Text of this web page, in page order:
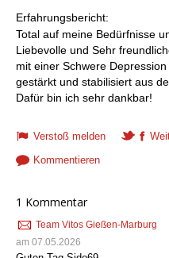
Erfahrungsbericht:
Total auf meine Bedürfnisse
Liebevolle und Sehr
mit einer Schwere
gestärkt und stabilisiert aus
Dafür bin ich sehr dankbar!
Verstoß melden
Kommentieren
1 Kommentar
Team Vitos Gießen-Marburg
am 07.05.2026